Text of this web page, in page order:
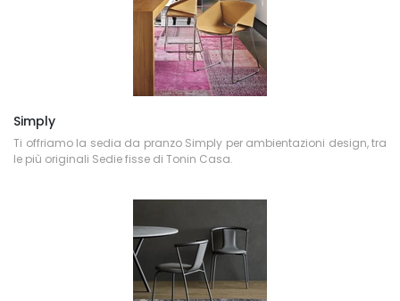
Simply
Ti offriamo la sedia da pranzo Simply per ambientazioni design, tra
le più originali Sedie fisse di Tonin Casa.